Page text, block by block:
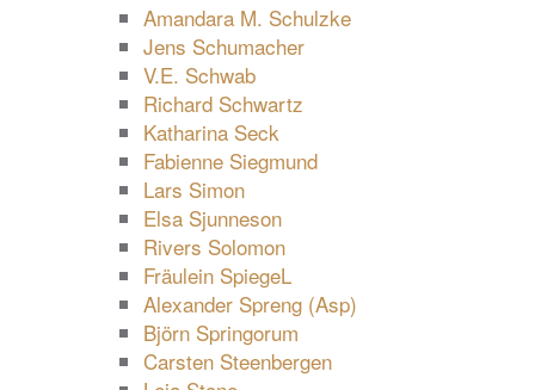
Amandara M. Schulzke
Jens Schumacher
V.E. Schwab
Richard Schwartz
Katharina Seck
Fabienne Siegmund
Lars Simon
Elsa Sjunneson
Rivers Solomon
Fräulein SpiegeL
Alexander Spreng (Asp)
Björn Springorum
Carsten Steenbergen